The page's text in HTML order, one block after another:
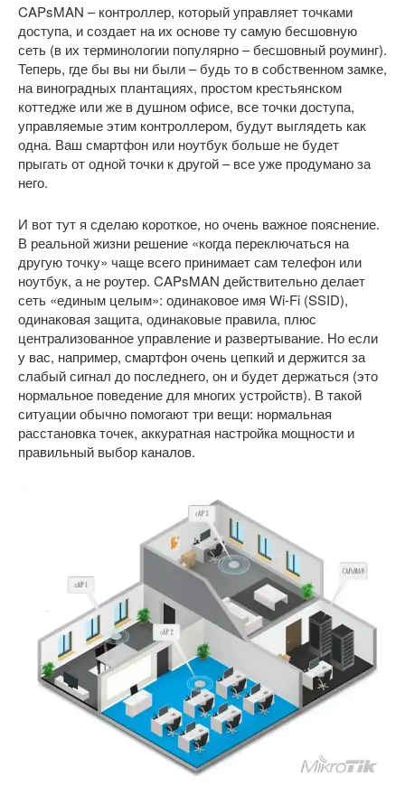
CAPsMAN – контроллер, который управляет точками
доступа, и создает на их основе ту самую бесшовную
сеть (в их терминологии популярно – бесшовный роуминг).
Теперь, где бы вы ни были – будь то в собственном замке,
на виноградных плантациях, простом крестьянском
коттедже или же в душном офисе, все точки доступа,
управляемые этим контроллером, будут выглядеть как
одна. Ваш смартфон или ноутбук больше не будет
прыгать от одной точки к другой – все уже продумано за
него.
И вот тут я сделаю короткое, но очень важное пояснение.
В реальной жизни решение «когда переключаться на
другую точку» чаще всего принимает сам телефон или
ноутбук, а не роутер. CAPsMAN действительно делает
сеть «единым целым»: одинаковое имя Wi-Fi (SSID),
одинаковая защита, одинаковые правила, плюс
централизованное управление и развертывание. Но если
у вас, например, смартфон очень цепкий и держится за
слабый сигнал до последнего, он и будет держаться (это
нормальное поведение для многих устройств). В такой
ситуации обычно помогают три вещи: нормальная
расстановка точек, аккуратная настройка мощности и
правильный выбор каналов.